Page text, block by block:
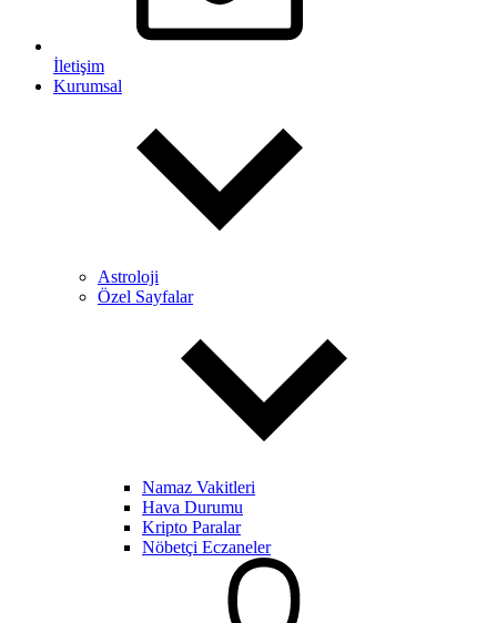
İletişim
Kurumsal
Astroloji
Özel Sayfalar
Namaz Vakitleri
Hava Durumu
Kripto Paralar
Nöbetçi Eczaneler